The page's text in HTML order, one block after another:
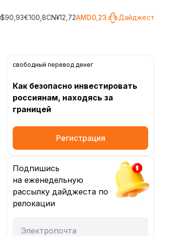
$90,93€100,8CN¥12,72AMD0,23 Дайджест
свободный перевод денег
Как безопасно инвестировать
россиянам, находясь за
границей
Регистрация
Подпишись
на еженедельную
рассылку дайджеста по
релокации
Электропочта